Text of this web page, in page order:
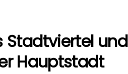
Stadtviertel und
Hauptstadt